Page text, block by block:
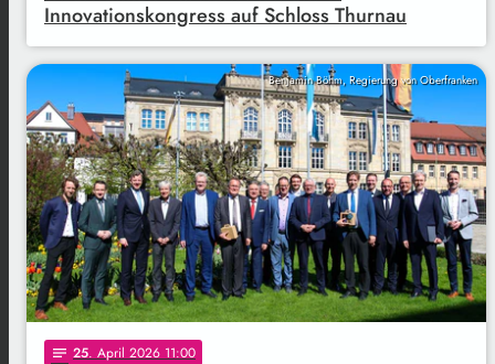
Innovationskongress auf Schloss Thurnau
Benjamin Böhm, Regierung von Oberfranken
notes 25. April 2026 11:00